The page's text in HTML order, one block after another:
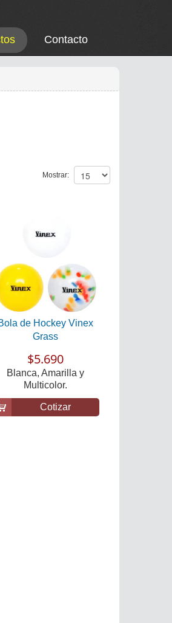
Contacto
Mostrar:
de Hockey Vinex
Grass
$5.690
Blanca, Amarilla y
Multicolor.
Cotizar